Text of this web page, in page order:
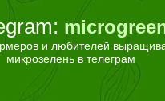
и любителей
микрозелень в телеграм